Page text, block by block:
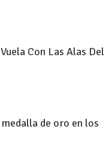
Con Las Alas Del
de oro en los